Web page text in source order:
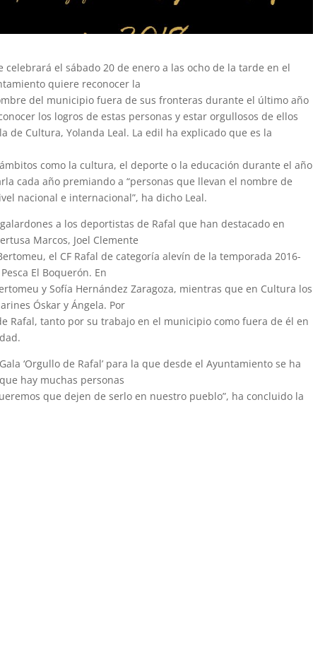
celebrará el sábado 20 de enero a las ocho de la tarde en el
quiere reconocer la
del municipio fuera de sus fronteras durante el último año
los logros de estas personas y estar orgullosos de ellos
de Cultura, Yolanda Leal. La edil ha explicado que es la
como la cultura, el deporte o la educación durante el año
cada año premiando a “personas que llevan el nombre de
nacional e internacional”, ha dicho Leal.
a los deportistas de Rafal que han destacado en
Marcos, Joel Clemente
el CF Rafal de categoría alevín de la temporada 2016-
El Boquerón. En
y Sofía Hernández Zaragoza, mientras que en Cultura los
Óskar y Ángela. Por
Rafal, tanto por su trabajo en el municipio como fuera de él en
‘Orgullo de Rafal’ para la que desde el Ayuntamiento se ha
hay muchas personas
que dejen de serlo en nuestro pueblo”, ha concluido la